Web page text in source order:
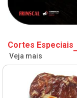
Cortes Especiais
Veja mais